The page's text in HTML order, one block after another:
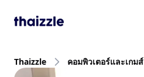
Thaizzle คอมพิวเตอร์และเกมส์